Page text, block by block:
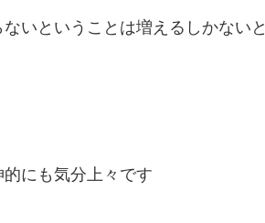
いということは増えるしかないと
にも気分上々です